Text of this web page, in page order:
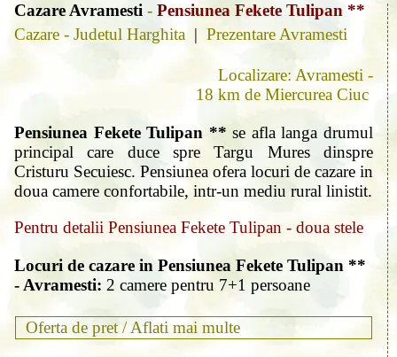
Cazare Avramesti - Pensiunea Fekete Tulipan **
Cazare - Judetul Harghita | Prezentare Avramesti
Localizare: Avramesti -
18 km de Miercurea Ciuc
Pensiunea Fekete Tulipan ** se afla langa drumul
principal care duce spre Targu Mures dinspre
Cristuru Secuiesc. Pensiunea ofera locuri de cazare in
doua camere confortabile, intr-un mediu rural linistit.
Pentru detalii Pensiunea Fekete Tulipan - doua stele
Locuri de cazare in Pensiunea Fekete Tulipan **
- Avramesti: 2 camere pentru 7+1 persoane
Oferta de pret / Aflati mai multe